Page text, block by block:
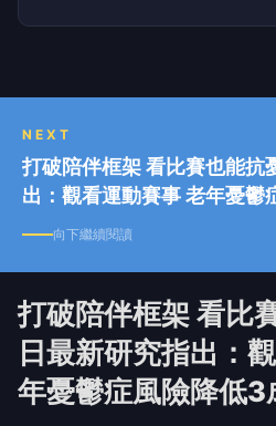
NEXT
打破陪伴框架 看比賽也能抗
出：觀看運動賽事 老年憂鬱
向下繼續閱讀
打破陪伴框架 看比
日最新研究指出：
年憂鬱症風險降低3